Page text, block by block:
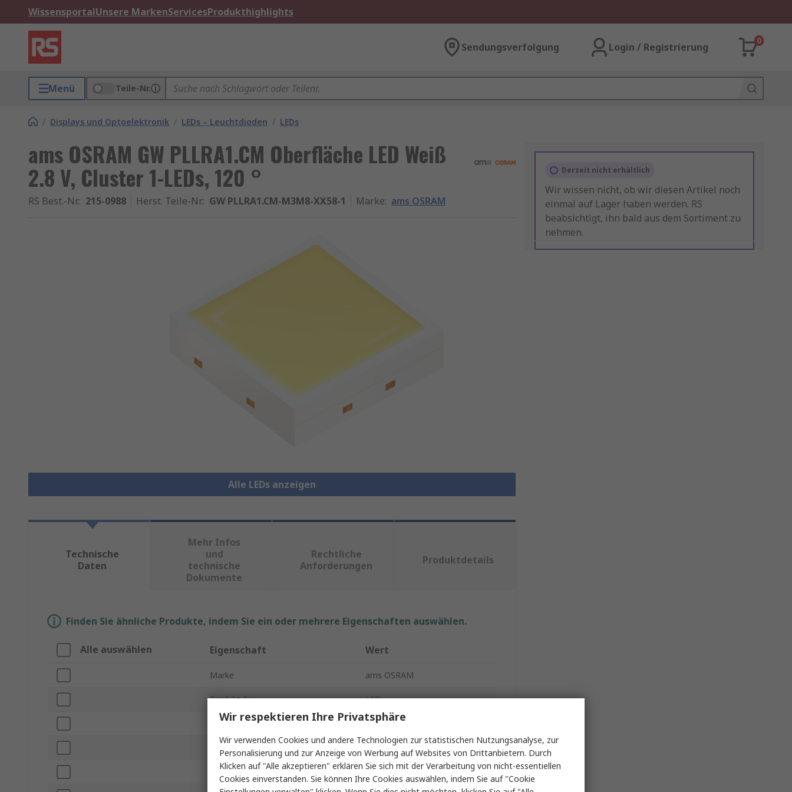
WissensportalUnsere MarkenServicesProdukthighlights
Sendungsverfolgung Login / Registrierung
0
Menü Teile-Nr.
/ Displays und Optoelektronik / LEDs – Leuchtdioden / LEDs
ams OSRAM GW PLLRA1.CM Oberfläche LED Weiß
2.8 V, Cluster 1-LEDs, 120 °
RS Best.-Nr.: 215-0988 Herst. Teile-Nr.: GW PLLRA1.CM-M3M8-XX58-1 Marke: ams OSRAM
Alle LEDs anzeigen
Derzeit nicht erhältlich
Wir wissen nicht, ob wir diesen Artikel noch
einmal auf Lager haben werden. RS
beabsichtigt, ihn bald aus dem Sortiment zu
nehmen.
Technische
Daten
Mehr Infos
und
technische
Dokumente
Rechtliche
Anforderungen
Produktdetails
Finden Sie ähnliche Produkte, indem Sie ein oder mehrere Eigenschaften auswählen.
Alle auswählen Eigenschaft Wert
Marke ams OSRAM
Produkt Typ LED
LED Farbe Weiß
Durchlassstrom max. 1500mA
Verpackungsart Band und Rolle
Wir respektieren Ihre Privatsphäre
Wir verwenden Cookies und andere Technologien zur statistischen Nutzungsanalyse, zur
Personalisierung und zur Anzeige von Werbung auf Websites von Drittanbietern. Durch
Klicken auf "Alle akzeptieren" erklären Sie sich mit der Verarbeitung von nicht-essentiellen
Cookies einverstanden. Sie können Ihre Cookies auswählen, indem Sie auf "Cookie